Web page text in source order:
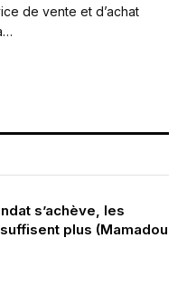
de vente et d’achat
s’achève, les
plus (Mamadou